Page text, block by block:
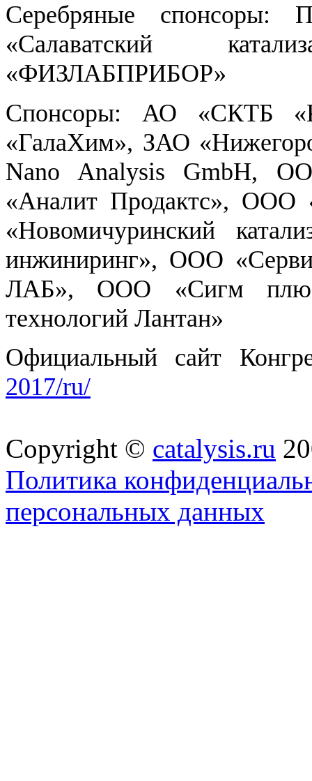
Серебряные
«Салаватский
«ФИЗЛАБПРИБОР»
Спонсоры: АО «СКТБ
«ГалаХим», ЗАО
Nano Analysis
«Аналит Продактс»,
«Новомичуринский
инжиниринг», ООО
ЛАБ», ООО «Сигм
технологий Лантан»
Официальный сайт
2017/ru/
Copyright © catalysis.ru
Политика
персональных данных